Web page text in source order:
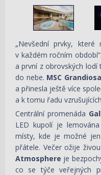
„Nevšední prvky,
v každém ročním
a první z obrovských lodí
do nebe. MSC Grandiosa
a přinesla ještě více
a k tomu řadu
Centrální promenáda
LED kupolí je
místy, kde je možné
přátele. Večer ožije
Atmosphere je
co se týče veřejných